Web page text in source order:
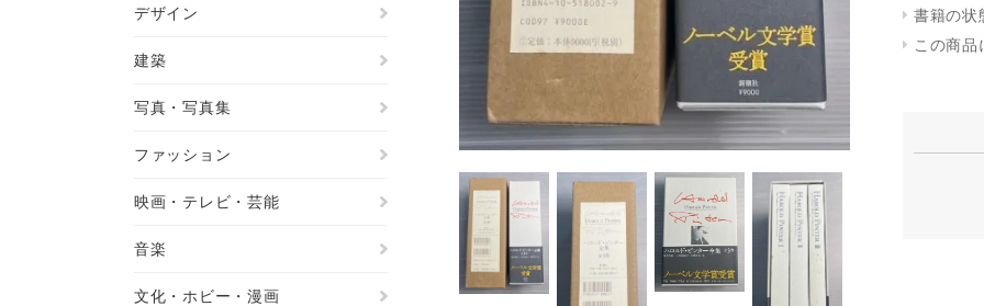
書籍の状
この商
デザイン
建築
写真・写真集
ファッション
映画・テレビ・芸能
音楽
文化・ホビー・漫画